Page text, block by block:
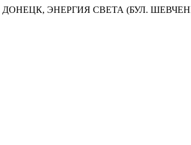
ДОНЕЦК, ЭНЕРГИЯ СВЕТА (БУЛ.